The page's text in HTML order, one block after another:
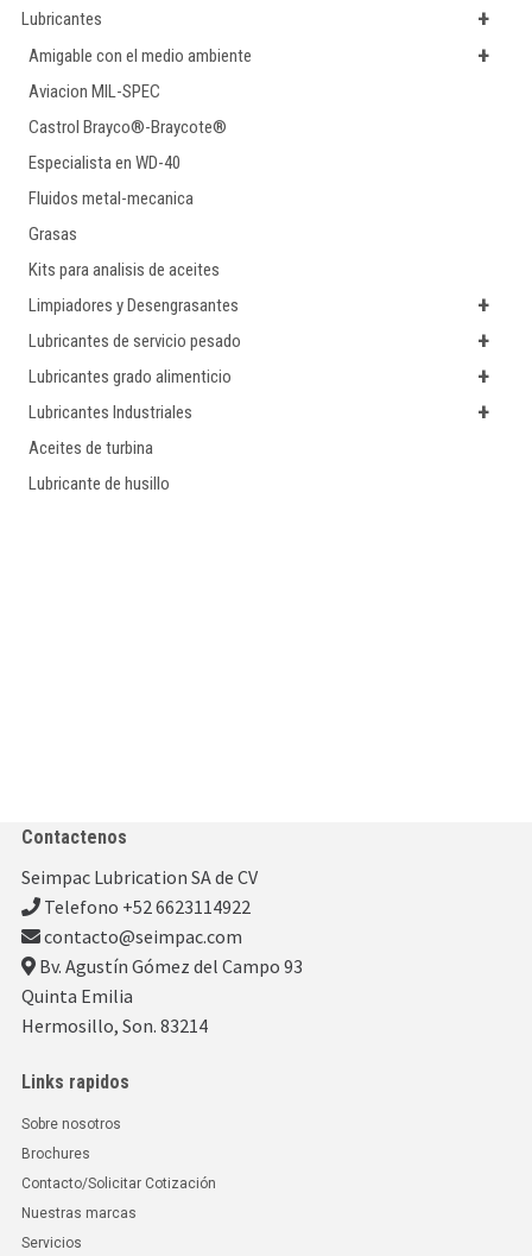
+
Lubricantes
+
Amigable con el medio ambiente
Aviacion MIL-SPEC
Castrol Brayco®-Braycote®
Especialista en WD-40
Fluidos metal-mecanica
Grasas
Kits para analisis de aceites
+
Limpiadores y Desengrasantes
+
Lubricantes de servicio pesado
+
Lubricantes grado alimenticio
+
Lubricantes Industriales
Aceites de turbina
Lubricante de husillo
Contactenos
Seimpac Lubrication SA de CV
Telefono +52 6623114922
contacto@seimpac.com
Bv. Agustín Gómez del Campo 93
Quinta Emilia
Hermosillo, Son. 83214
Links rapidos
Sobre nosotros
Brochures
Contacto/Solicitar Cotización
Nuestras marcas
Servicios